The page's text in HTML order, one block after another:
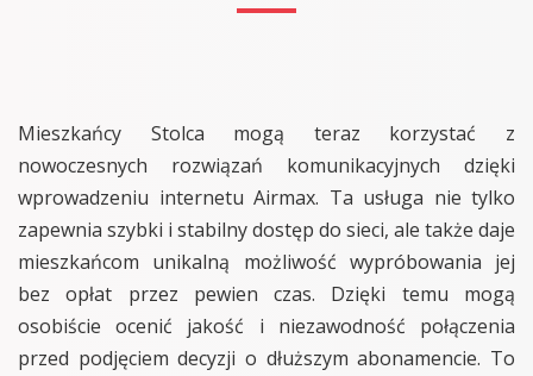
Mieszkańcy Stolca mogą teraz korzystać z
nowoczesnych rozwiązań komunikacyjnych dzięki
wprowadzeniu internetu Airmax. Ta usługa nie tylko
zapewnia szybki i stabilny dostęp do sieci, ale także daje
mieszkańcom unikalną możliwość wypróbowania jej
bez opłat przez pewien czas. Dzięki temu mogą
osobiście ocenić jakość i niezawodność połączenia
przed podjęciem decyzji o dłuższym abonamencie. To